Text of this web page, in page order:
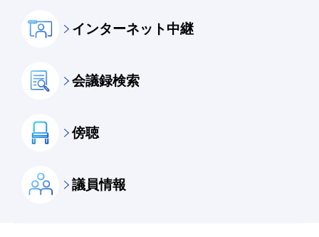
インターネット中継
会議録検索
傍聴
議員情報